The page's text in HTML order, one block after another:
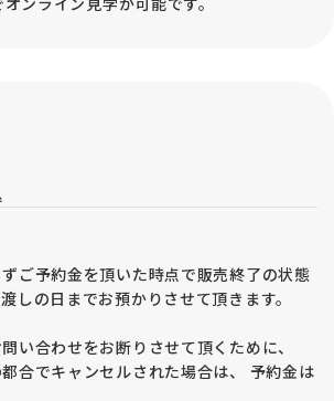
ご予約金を頂いた時点で販売終了の状態
しの日までお預かりさせて頂きます。
い合わせをお断りさせて頂くために、
合でキャンセルされた場合は、 予約金は